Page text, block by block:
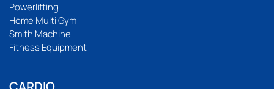
Powerlifting
Home Multi Gym
Smith Machine
Fitness Equipment